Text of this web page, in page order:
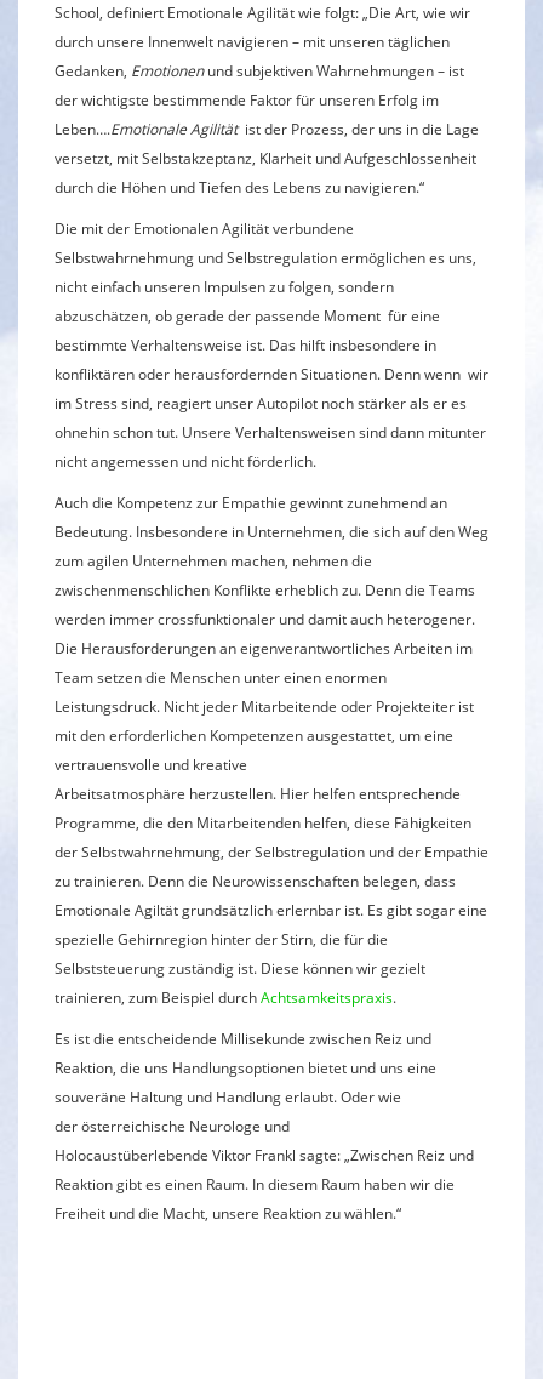
School, definiert Emotionale Agilität wie folgt: „Die Art, wie wir
durch unsere Innenwelt navigieren – mit unseren täglichen
Gedanken, Emotionenund subjektiven Wahrnehmungen – ist
der wichtigste bestimmende Faktor für unseren Erfolg im
Leben….Emotionale Agilität ist der Prozess, der uns in die Lage
versetzt, mit Selbstakzeptanz, Klarheit und Aufgeschlossenheit
durch die Höhen und Tiefen des Lebens zu navigieren.“
Die mit der Emotionalen Agilität verbundene
Selbstwahrnehmung und Selbstregulation ermöglichen es uns,
nicht einfach unseren Impulsen zu folgen, sondern
abzuschätzen, ob gerade der passende Moment für eine
bestimmte Verhaltensweise ist. Das hilft insbesondere in
konfliktären oder herausfordernden Situationen. Denn wenn wir
im Stress sind, reagiert unser Autopilot noch stärker als er es
ohnehin schon tut. Unsere Verhaltensweisen sind dann mitunter
nicht angemessen und nicht förderlich.
Auch die Kompetenz zur Empathie gewinnt zunehmend an
Bedeutung. Insbesondere in Unternehmen, die sich auf den Weg
zum agilen Unternehmen machen, nehmen die
zwischenmenschlichen Konflikte erheblich zu. Denn die Teams
werden immer crossfunktionaler und damit auch heterogener.
Die Herausforderungen an eigenverantwortliches Arbeiten im
Team setzen die Menschen unter einen enormen
Leistungsdruck. Nicht jeder Mitarbeitende oder Projekteiter ist
mit den erforderlichen Kompetenzen ausgestattet, um eine
vertrauensvolle und kreative
Arbeitsatmosphäre herzustellen. Hier helfen entsprechende
Programme, die den Mitarbeitenden helfen, diese Fähigkeiten
der Selbstwahrnehmung, der Selbstregulation und der Empathie
zu trainieren. Denn die Neurowissenschaften belegen, dass
Emotionale Agiltät grundsätzlich erlernbar ist. Es gibt sogar eine
spezielle Gehirnregion hinter der Stirn, die für die
Selbststeuerung zuständig ist. Diese können wir gezielt
trainieren, zum Beispiel durchAchtsamkeitspraxis.
Es ist die entscheidende Millisekunde zwischen Reiz und
Reaktion, die uns Handlungsoptionen bietet und uns eine
souveräne Haltung und Handlung erlaubt. Oder wie
der österreichische Neurologe und
Holocaustüberlebende Viktor Frankl sagte: „Zwischen Reiz und
Reaktion gibt es einen Raum. In diesem Raum haben wir die
Freiheit und die Macht, unsere Reaktion zu wählen.“